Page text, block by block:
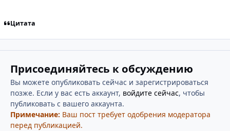
Цитата
Присоединяйтесь к обсуждению
Вы можете опубликовать сейчас и зарегистрироваться
позже. Если у вас есть аккаунт, войдите сейчас, чтобы
публиковать с вашего аккаунта.
Примечание: Ваш пост требует одобрения модератора
перед публикацией.